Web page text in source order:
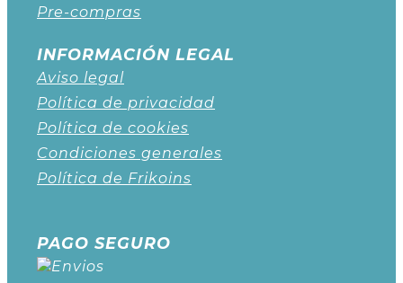
Pre-compras
INFORMACIÓN LEGAL
Aviso legal
Política de privacidad
Política de cookies
Condiciones generales
Política de Frikoins
PAGO SEGURO